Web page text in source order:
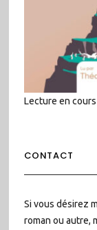
Lecture en cours
CONTACT
Si vous désirez
roman ou autre,